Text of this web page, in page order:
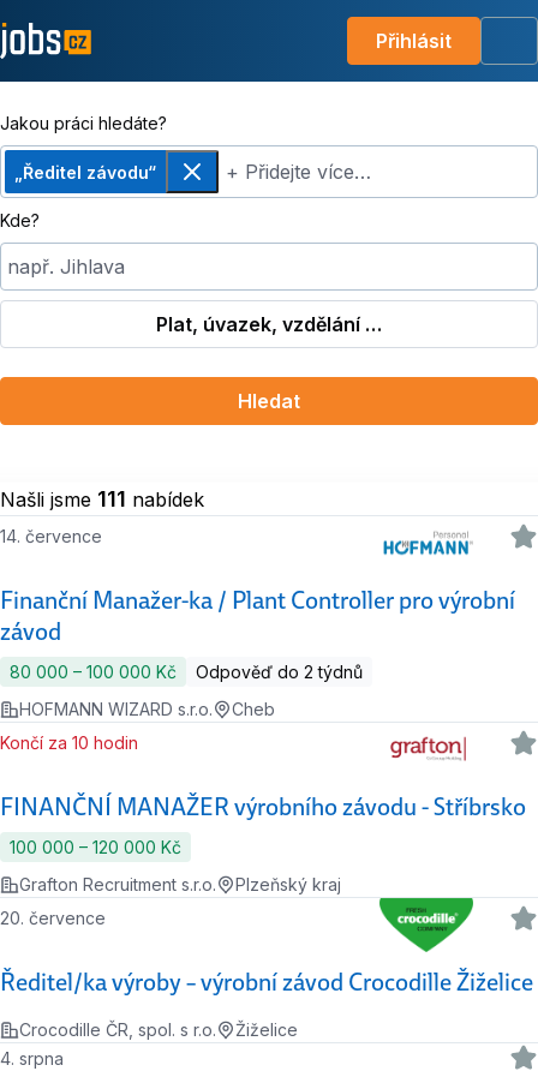
Přihlásit
Jakou práci hledáte?
„Ředitel závodu“
Odebrat+ Přidejte více…
Kde?
např. Jihlava
Plat, úvazek, vzdělání …
Hledat
Našli jsme 111 nabídek
Finanční Manažer-ka / Plant Controller pro výrobní
závod
14. července
80 000 ‍–‍ 100 000 Kč
Odpověď do 2 týdnů
HOFMANN WIZARD s.r.o.
Cheb
FINANČNÍ MANAŽER výrobního závodu - Stříbrsko
Končí za 10 hodin
100 000 ‍–‍ 120 000 Kč
Grafton Recruitment s.r.o.
Plzeňský kraj
Ředitel/ka výroby – výrobní závod Crocodille Žiželice
20. července
Crocodille ČR, spol. s r.o. Žiželice
4. srpna